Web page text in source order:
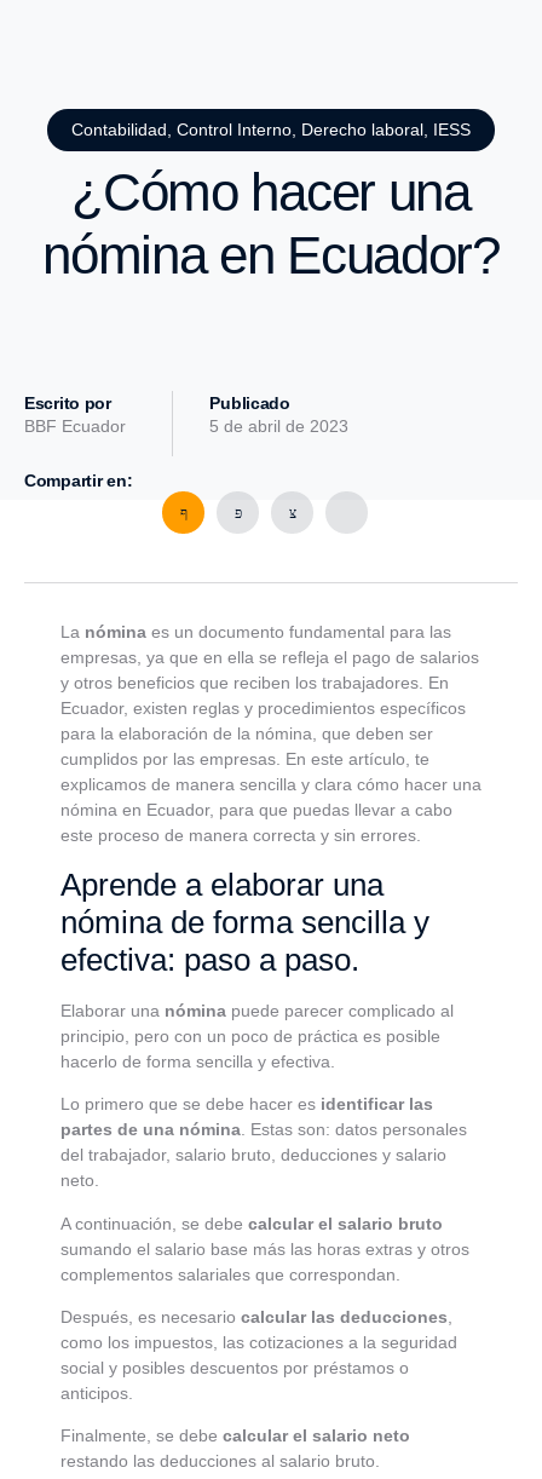
Contabilidad Control Interno Derecho laboral IESS
¿Cómo hacer una
nómina en Ecuador?
Escrito por
BBF Ecuador
Publicado
5 de abril de 2023
Compartir en:
La nómina es un documento fundamental para las
empresas, ya que en ella se refleja el pago de salarios
y otros beneficios que reciben los trabajadores. En
Ecuador, existen reglas y procedimientos específicos
para la elaboración de la nómina, que deben ser
cumplidos por las empresas. En este artículo, te
explicamos de manera sencilla y clara cómo hacer una
nómina en Ecuador, para que puedas llevar a cabo
este proceso de manera correcta y sin errores.
Aprende a elaborar una
nómina de forma sencilla y
efectiva: paso a paso.
Elaborar una nómina puede parecer complicado al
principio, pero con un poco de práctica es posible
hacerlo de forma sencilla y efectiva.
Lo primero que se debe hacer es identificar las
partes de una nómina . Estas son: datos personales
del trabajador, salario bruto, deducciones y salario
neto.
A continuación, se debe calcular el salario bruto
sumando el salario base más las horas extras y otros
complementos salariales que correspondan.
Después, es necesario calcular las deducciones
como los impuestos, las cotizaciones a la seguridad
social y posibles descuentos por préstamos o
anticipos.
Finalmente, se debe calcular el salario neto
restando las deducciones al salario bruto.